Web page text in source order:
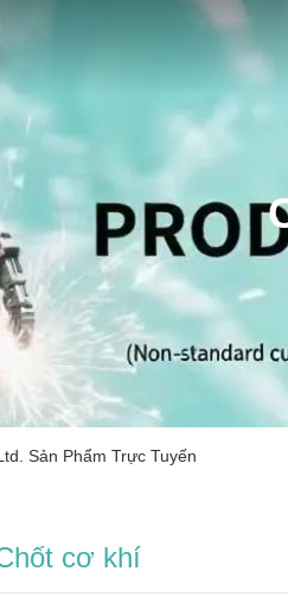
Sản Phẩm Trực Tuyến
cơ khí